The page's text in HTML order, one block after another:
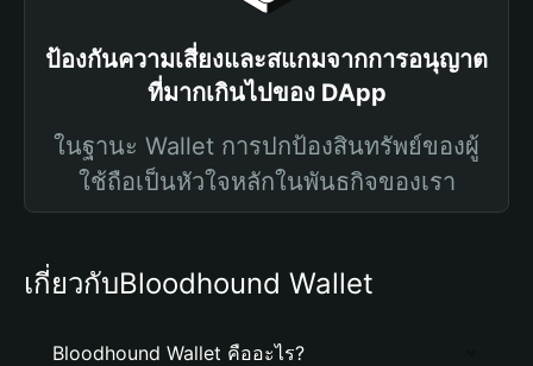
ป้องกันความเสี่ยงและสแกมจากการอนุญาต
ที่มากเกินไปของ DApp
ในฐานะ Wallet การปกป้องสินทรัพย์ของผู้
ใช้ถือเป็นหัวใจหลักในพันธกิจของเรา
เกี่ยวกับBloodhound Wallet
Bloodhound Wallet คืออะไร?